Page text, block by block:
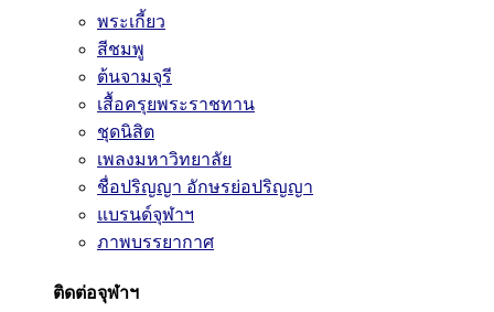
พระเกี้ยว
สีชมพู
ต้นจามจุรี
เสื้อครุยพระราชทาน
ชุดนิสิต
เพลงมหาวิทยาลัย
ชื่อปริญญา อักษรย่อปริญญา
แบรนด์จุฬาฯ
ภาพบรรยากาศ
ติดต่อจุฬาฯ